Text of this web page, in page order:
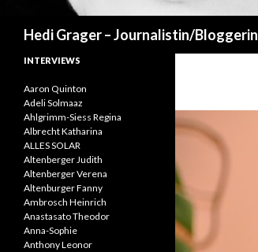
Hedi Grager – Journalistin/Bloggerin
INTERVIEWS
Aaron Quinton
Adeli Solmaaz
Ahlgrimm-Siess Regina
Albrecht Katharina
ALLES SOLAR
Altenberger Judith
Altenberger Verena
Altenburger Fanny
Ambrosch Heinrich
Anastasato Theodor
Anna-Sophie
Anthony Leonor